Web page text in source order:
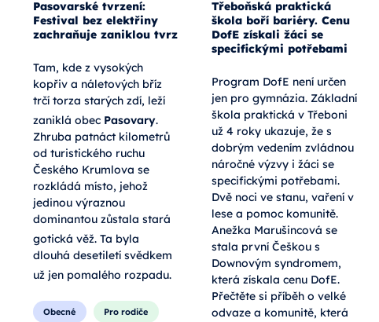
Pasovarské tvrzení:
Festival bez elektřiny
zachraňuje zaniklou tvrz
Tam, kde z vysokých
kopřiv a náletových bříz
trčí torza starých zdí, leží
zaniklá obec Pasovary.
Zhruba patnáct kilometrů
od turistického ruchu
Českého Krumlova se
rozkládá místo, jehož
jedinou výraznou
dominantou zůstala stará
gotická věž. Ta byla
dlouhá desetiletí svědkem
už jen pomalého rozpadu.
Obecné Pro rodiče
Třeboňská praktická
škola boří bariéry. Cenu
DofE získali žáci se
specifickými potřebami
Program DofE není určen
jen pro gymnázia. Základní
škola praktická v Třeboni
už 4 roky ukazuje, že s
dobrým vedením zvládnou
náročné výzvy i žáci se
specifickými potřebami.
Dvě noci ve stanu, vaření v
lese a pomoc komunitě.
Anežka Marušincová se
stala první Češkou s
Downovým syndromem,
která získala cenu DofE.
Přečtěte si příběh o velké
odvaze a komunitě, která